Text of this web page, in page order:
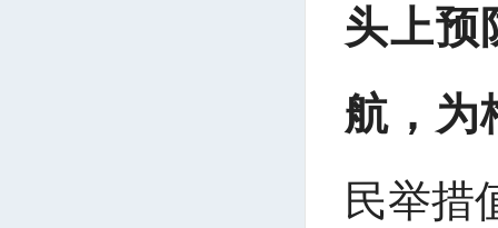
头上预
航，为
民举措